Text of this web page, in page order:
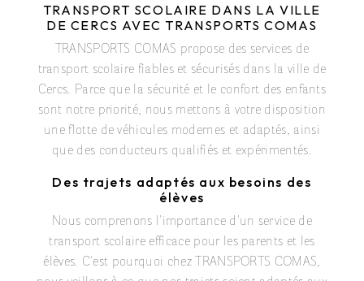
TRANSPORT SCOLAIRE DANS LA VILLE
DE CERCS AVEC TRANSPORTS COMAS
TRANSPORTS COMAS propose des services de
transport scolaire fiables et sécurisés dans la ville de
Cercs. Parce que la sécurité et le confort des enfants
sont notre priorité, nous mettons à votre disposition
une flotte de véhicules modernes et adaptés, ainsi
que des conducteurs qualifiés et expérimentés.
Des trajets adaptés aux besoins des
élèves
Nous comprenons l'importance d'un service de
transport scolaire efficace pour les parents et les
élèves. C'est pourquoi chez TRANSPORTS COMAS,